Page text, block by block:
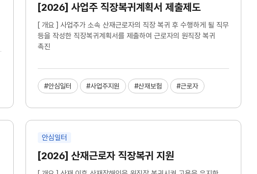
[2026] 사업주 직장복귀계획서 제출제도
[ 개요 ] 사업주가 소속 산재근로자의 직장 복귀 후 수행하게 될 직무
등을 작성한 직장복귀계획서를 제출하여 근로자의 원직장 복귀
촉진
#안심일터 #사업주지원 #산재보험 #근로자
안심일터
[2026] 산재근로자 직장복귀 지원